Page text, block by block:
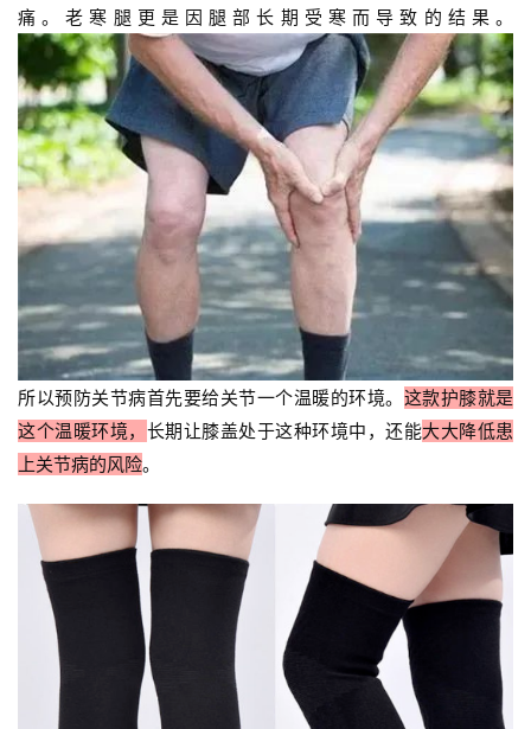
痛。老寒腿更是因腿部长期受寒而导致的结果。
所以预防关节病首先要给关节一个温暖的环境。 这款护膝就是
这个温暖环境， 长期让膝盖处于这种环境中，还能大大降低患
上关节病的风险。